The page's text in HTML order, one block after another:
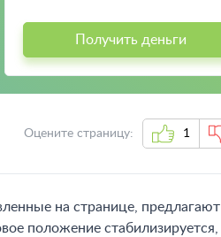
Получить деньги
Оцените страницу: 1
на странице, предлагают
положение стабилизируется,